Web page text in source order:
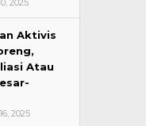
2025
Aktivis
Atau
2025